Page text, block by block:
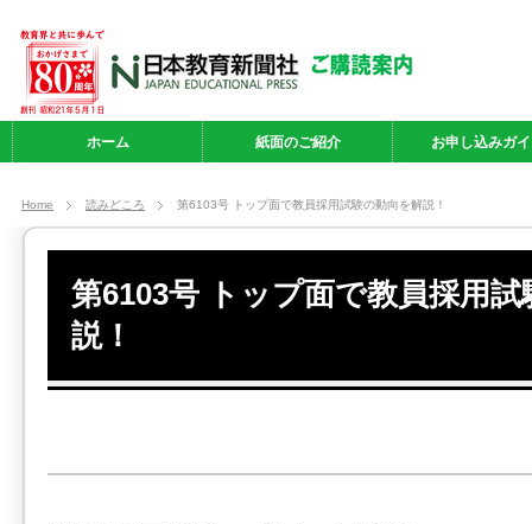
ホーム 紙面のご紹介 お申し込みガ
Home 読みどころ 第6103号 トップ面で教員採用試験の動向を解説！
第6103号 トップ面で教員採用
説！